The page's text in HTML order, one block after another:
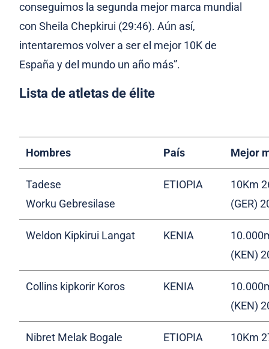
conseguimos la segunda mejor marca mundial
con Sheila Chepkirui (29:46). Aún así,
intentaremos volver a ser el mejor 10K de
España y del mundo un año más”.
Lista de atletas de élite
Hombres País Mejor
Tadese
Worku Gebresilase
ETIOPIA
10Km
(GER)
Weldon Kipkirui Langat KENIA
(KEN)
Collins kipkorir Koros KENIA
(KEN)
Nibret Melak Bogale ETIOPIA
10Km